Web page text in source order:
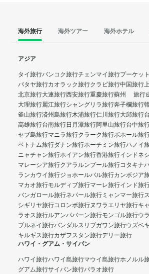
海外旅行 海外ツアー 海外ホテル
アジア
タイ旅行バンコク旅行チェンマイ旅行プーケッ
パタヤ旅行カオラック旅行クラビ旅行中国旅行
北京旅行大連旅行西安旅行重慶旅行蘇州 旅行
大理旅行麗江旅行シャングリラ旅行奔子欄旅行
釜山旅行済州島旅行木浦旅行仁川旅行大邱旅行
高雄旅行台南旅行日月潭旅行阿里山旅行台中旅
セブ島旅行マニラ旅行クラーク旅行ボホール旅
ベトナム旅行ダナン旅行ホーチミン旅行ハノイ
ニャチャン旅行ホイアン旅行香港旅行インドネ
マレーシア旅行クアラルンプール旅行コタキナ
ランカウイ旅行ジョホールバル旅行カンボジア
マカオ旅行モルディブ旅行マーレ旅行インド旅
バンガロール旅行ネパール旅行 ミャンマー旅行
シギリヤ旅行コロンボ旅行ヌワラエリヤ旅行キ
ラオス旅行ルアンパバーン旅行モンゴル旅行ウ
ブルネイ旅行バンダルスリブガワン旅行ウズベ
キルギス旅行カザフスタン旅行デリー旅行
ハワイ・グアム・サイパン
ハワイ旅行ハワイ島旅行マウイ島旅行ホノルル
グアム旅行サイパン旅行パラオ旅行